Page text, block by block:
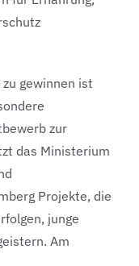
gewinnen ist
zur
das Ministerium
Projekte, die
junge
Am